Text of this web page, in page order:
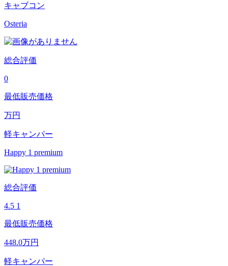
キャブコン
Osteria
総合評価
0
最低販売価格
万円
軽キャンパー
Happy 1 premium
総合評価
4.5 1
最低販売価格
448.0万円
軽キャンパー